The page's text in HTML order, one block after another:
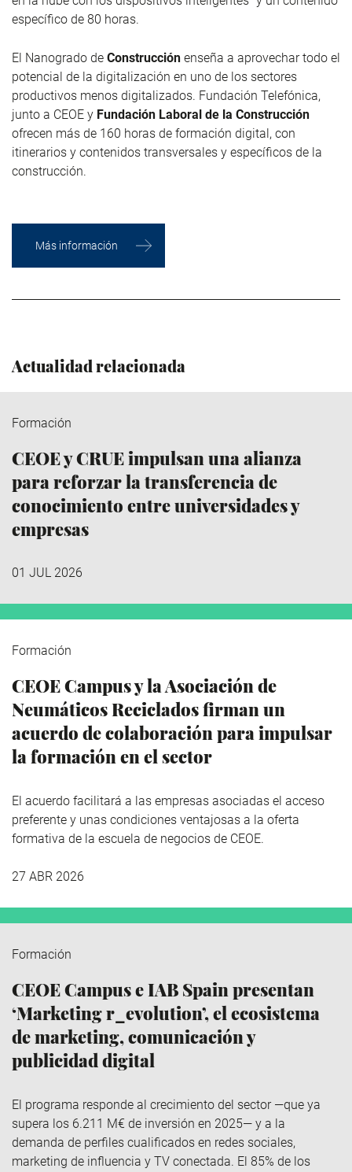
específico de 80 horas.
El Nanogrado de Construcción enseña a aprovechar todo el
potencial de la digitalización en uno de los sectores
productivos menos digitalizados. Fundación Telefónica,
junto a CEOE y Fundación Laboral de la Construcción
ofrecen más de 160 horas de formación digital, con
itinerarios y contenidos transversales y específicos de la
construcción.
Más información
Actualidad relacionada
Formación
CEOE y CRUE impulsan una alianza
para reforzar la transferencia de
conocimiento entre universidades y
empresas
01 JUL 2026
Formación
CEOE Campus y la Asociación de
Neumáticos Reciclados firman un
acuerdo de colaboración para impulsar
la formación en el sector
El acuerdo facilitará a las empresas asociadas el acceso
preferente y unas condiciones ventajosas a la oferta
formativa de la escuela de negocios de CEOE.
27 ABR 2026
Formación
CEOE Campus e IAB Spain presentan
‘Marketing r_evolution’, el ecosistema
de marketing, comunicación y
publicidad digital
El programa responde al crecimiento del sector —que ya
supera los 6.211 M€ de inversión en 2025— y a la
demanda de perfiles cualificados en redes sociales,
marketing de influencia y TV conectada. El 85% de los